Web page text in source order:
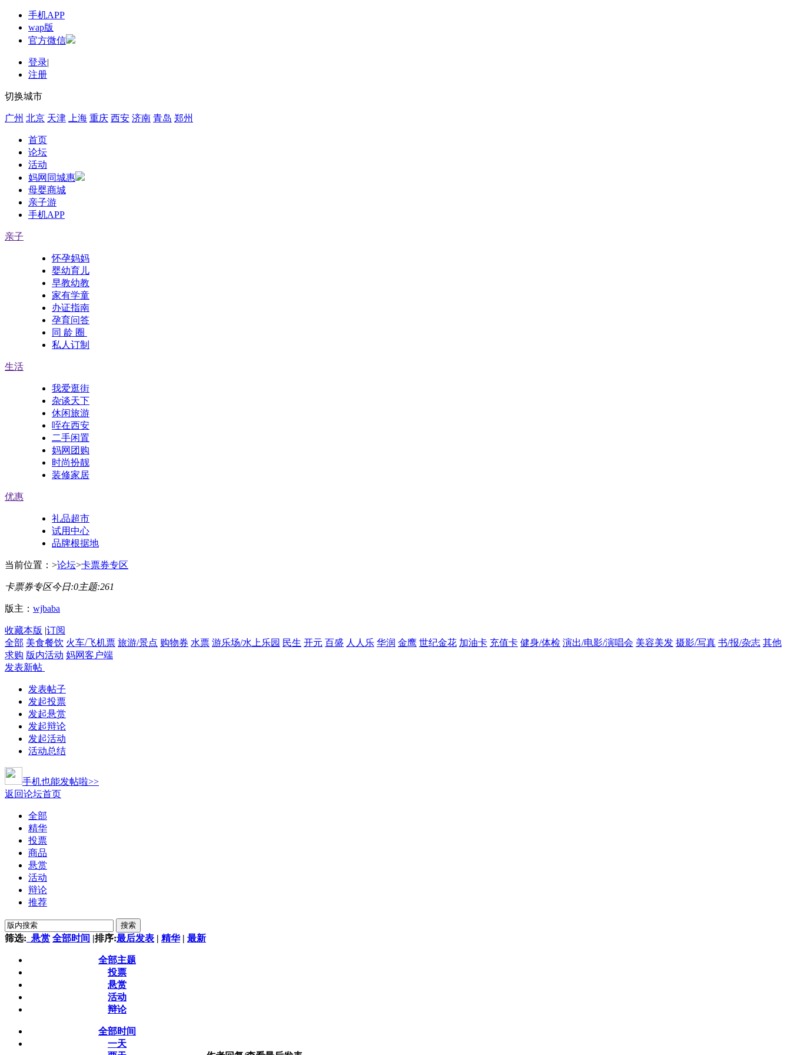
手机APP
wap版
官方微信
登录|
注册
切换城市
广州 北京 天津 上海 重庆 西安 济南 青岛 郑州
首页
论坛
活动
妈网同城惠
母婴商城
亲子游
手机APP
亲子
怀孕妈妈
婴幼育儿
早教幼教
家有学童
办证指南
孕育问答
同 龄 圈
私人订制
生活
我爱逛街
杂谈天下
休闲旅游
咥在西安
二手闲置
妈网团购
时尚扮靓
装修家居
优惠
礼品超市
试用中心
品牌根据地
当前位置： >论坛>卡票券专区
卡票券专区今日:0主题:261
版主： wjbaba
收藏本版 |订阅
全部 美食餐饮 火车/飞机票 旅游/景点 购物券 水票 游乐场/水上乐园 民生 开元 百盛 人人乐 华润 金鹰 世纪金花 加油卡 充值卡 健身/体检 演出/电影/演唱会 美容美发 摄影/写真 书/报/杂志 其他
求购 版内活动 妈网客户端
发表新帖
发表帖子
发起投票
发起悬赏
发起辩论
发起活动
活动总结
手机也能发帖啦>>
返回论坛首页
全部
精华
投票
商品
悬赏
活动
辩论
推荐
搜索
筛选: 悬赏 全部时间 |排序:最后发表 | 精华 | 最新
全部主题
投票
悬赏
活动
辩论
全部时间
一天